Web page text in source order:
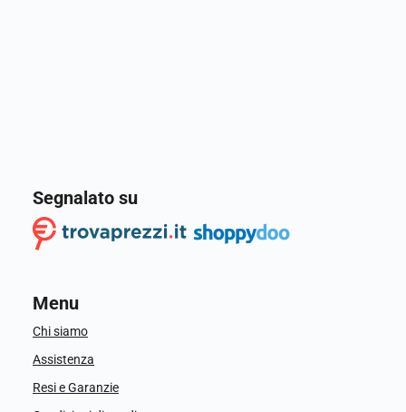
Segnalato su
Menu
Chi siamo
Assistenza
Resi e Garanzie